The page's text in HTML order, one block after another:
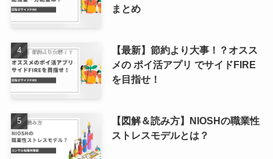
まとめ
【最新】節約より大事！？オスス
メの ポイ活アプリ でサイドFIRE
を目指せ！
【図解＆読み方】NIOSHの職業性
ストレスモデルとは？